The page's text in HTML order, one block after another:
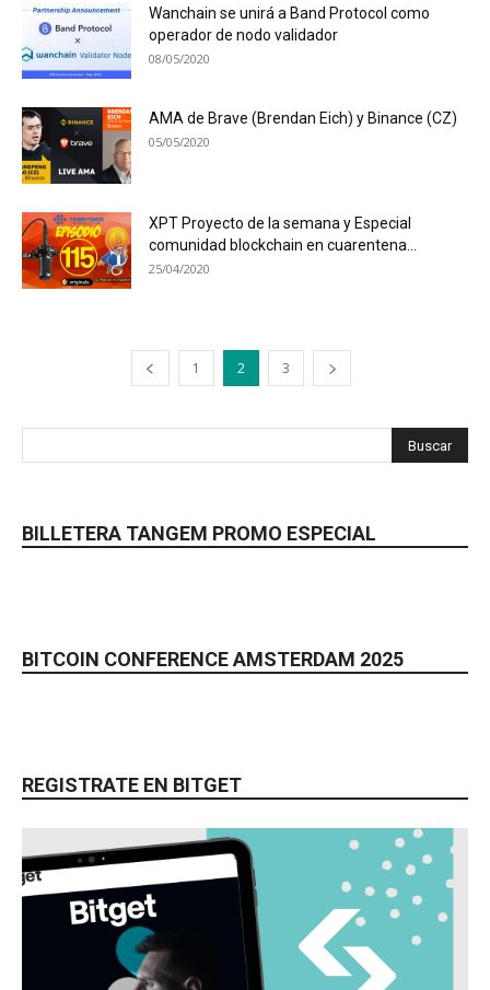
Wanchain se unirá a Band Protocol como
operador de nodo validador
08/05/2020
AMA de Brave (Brendan Eich) y Binance (CZ)
05/05/2020
XPT Proyecto de la semana y Especial
comunidad blockchain en cuarentena...
25/04/2020
1 2 3
BILLETERA TANGEM PROMO ESPECIAL
BITCOIN CONFERENCE AMSTERDAM 2025
REGISTRATE EN BITGET